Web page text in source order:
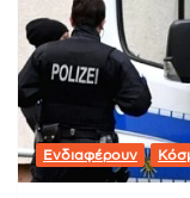
Ενδιαφέρουν